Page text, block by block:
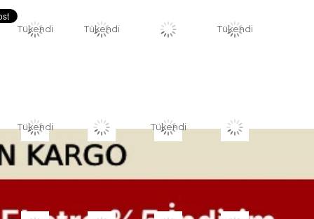
Tükendi Tükendi Tükendi
Tükendi Tükendi